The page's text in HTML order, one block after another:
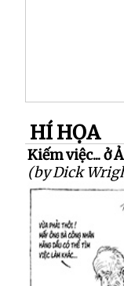
HÍ HỌA
Kiếm việc... ở
(by Dick